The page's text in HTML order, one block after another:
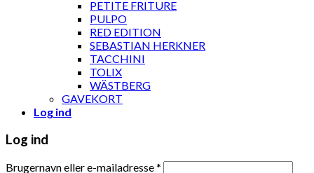
PETITE FRITURE
PULPO
RED EDITION
SEBASTIAN HERKNER
TACCHINI
TOLIX
WÄSTBERG
GAVEKORT
Log ind
Log ind
Brugernavn eller e-mailadresse*